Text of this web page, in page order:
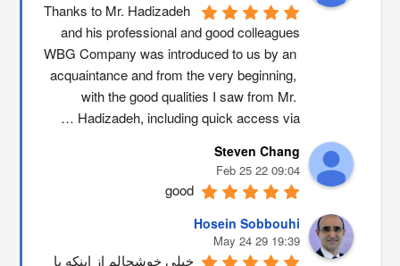
Thanks to Mr. Hadizadeh
and his professional and good colleagues
WBG Company was introduced to us by an
acquaintance and from the very beginning,
with the good qualities I saw from Mr.
Hadizadeh, including quick access via …
Steven Chang
09:04 22 Feb 25
good
Hosein Sobbouhi
19:39 29 May 24